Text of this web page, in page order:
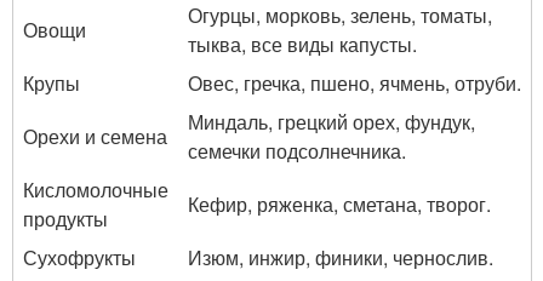
Овощи
Огурцы, морковь, зелень, томаты,
тыква, все виды капусты.
Крупы
Овес, гречка, пшено, ячмень, отруби.
Орехи и семена
Миндаль, грецкий орех, фундук,
семечки подсолнечника.
Кисломолочные
продукты
Кефир, ряженка, сметана, творог.
Сухофрукты
Изюм, инжир, финики, чернослив.